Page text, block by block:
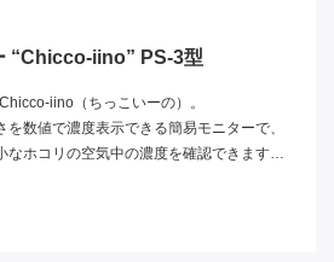
“Chicco-iino” PS-3型
iino（ちっこいーの）。
数値で濃度表示できる簡易モニターで、
なホコリの空気中の濃度を確認できます。
のに役立ちます。